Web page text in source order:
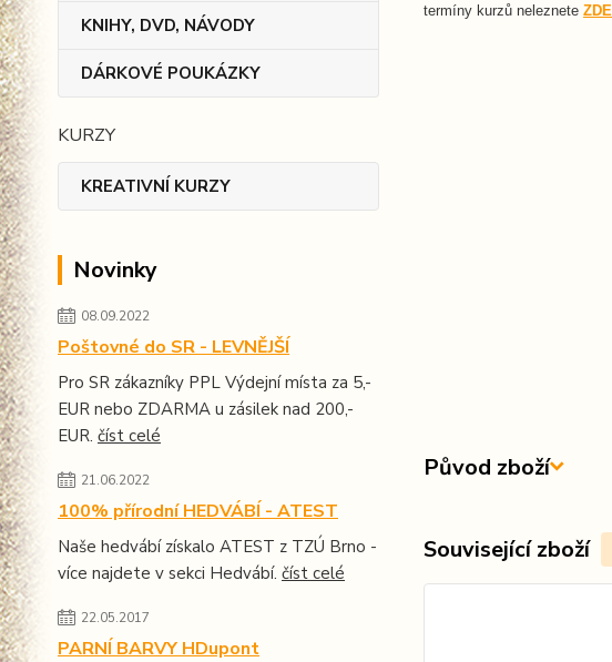
KNIHY, DVD, NÁVODY
DÁRKOVÉ POUKÁZKY
KURZY
KREATIVNÍ KURZY
Novinky
08.09.2022
Poštovné do SR - LEVNĚJŠÍ
Pro SR zákazníky PPL Výdejní místa za 5,-
EUR nebo ZDARMA u zásilek nad 200,-
EUR. číst celé
21.06.2022
100% přírodní HEDVÁBÍ - ATEST
Naše hedvábí získalo ATEST z TZÚ Brno -
více najdete v sekci Hedvábí. číst celé
22.05.2017
PARNÍ BARVY HDupont
termíny kurzů neleznete ZDE
Původ zboží
Související zboží